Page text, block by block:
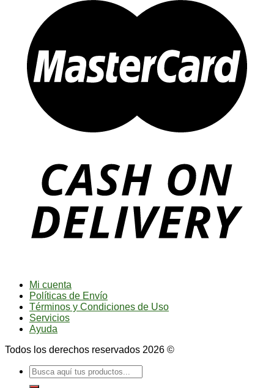
Mi cuenta
Políticas de Envío
Términos y Condiciones de Uso
Servicios
Ayuda
Todos los derechos reservados 2026 ©
Buscar
por: